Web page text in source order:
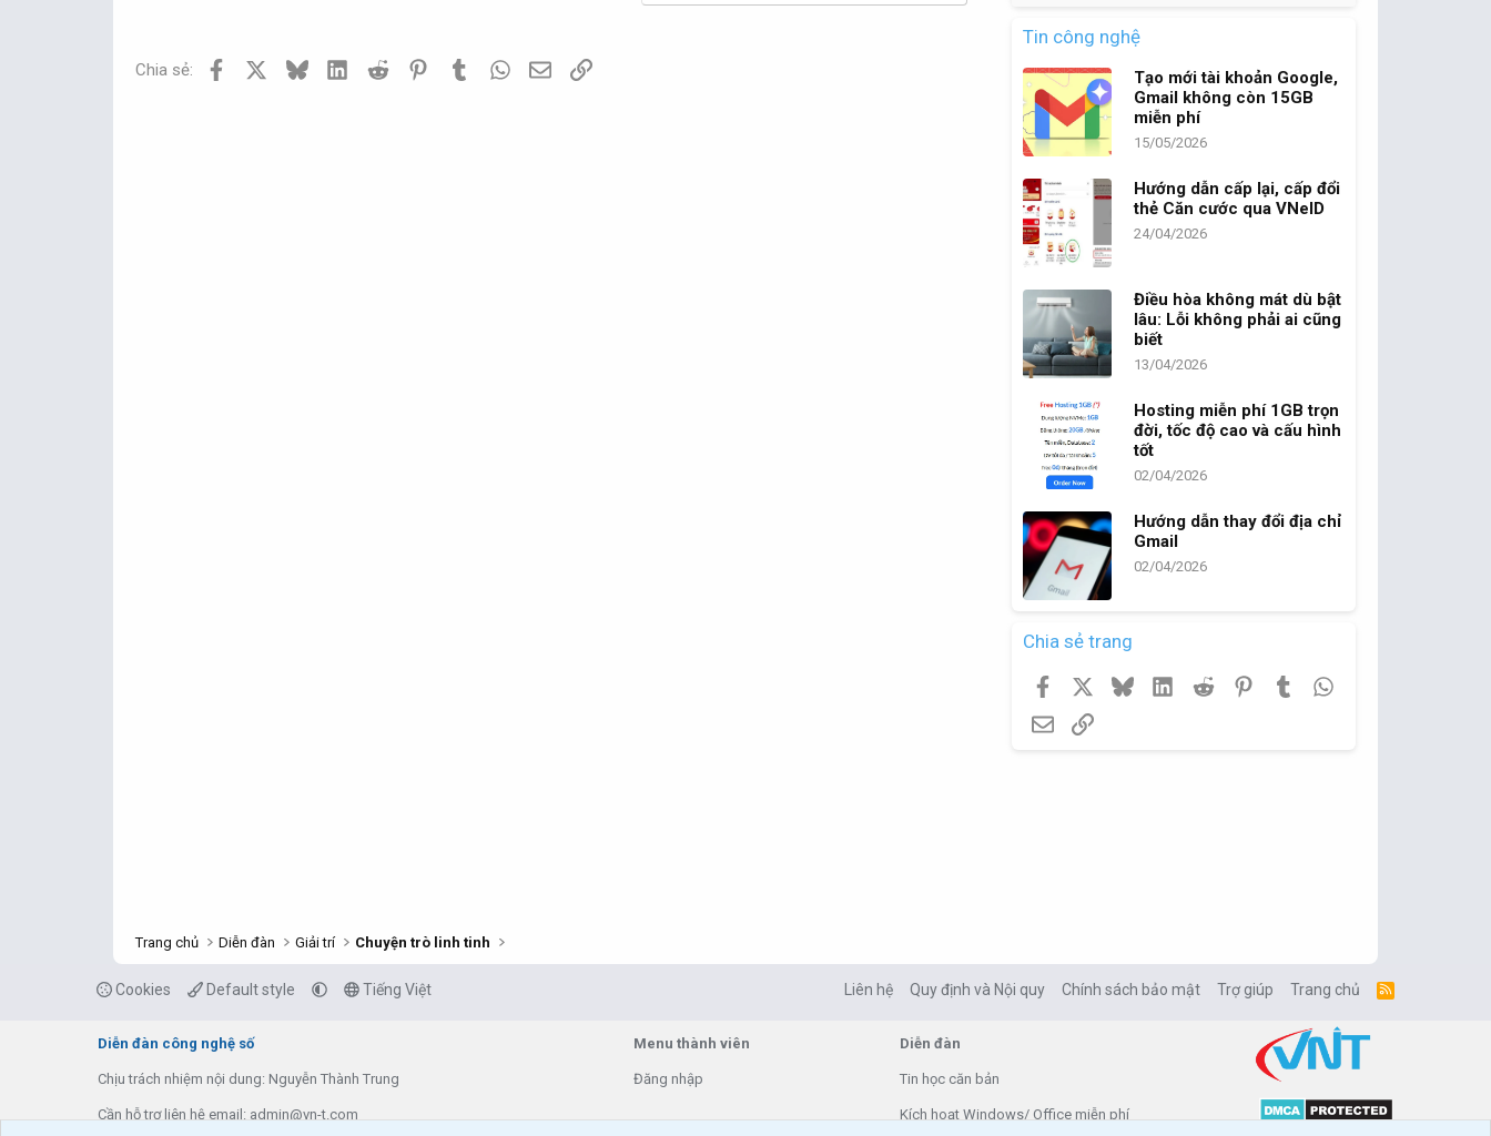
a
Chia sẻ: Facebook Bluesky LinkedInReddit PinterestTumblrWhatsApp
EmailLink
Tin công nghệ
Tạo mới tài khoản Google,
Gmail không còn 15GB
miễn phí
15/05/2026
Hướng dẫn cấp lại, cấp đổi
thẻ Căn cước qua VNeID
24/04/2026
Điều hòa không mát dù bật
lâu: Lỗi không phải ai cũng
biết
13/04/2026
Hosting miễn phí 1GB trọn
đời, tốc độ cao và cấu hình
tốt
02/04/2026
Hướng dẫn thay đổi địa chỉ
Gmail
02/04/2026
Chia sẻ trang
Facebook Bluesky LinkedInReddit PinterestTumblr
EmailLink
Trang chủ Diễn đàn Giải trí Chuyện trò linh tinh
Cookies Default style Tiếng Việt Liên hệ Quy định và Nội quy Chính sách bảo mật Trợ giúp Trang chủ
R
Diễn đàn công nghệ số
Chịu trách nhiệm nội dung: Nguyễn Thành Trung
Cần hỗ trợ liên hệ email: admin@vn-t.com
Menu thành viên
Đăng nhập
Diễn đàn
Tin học căn bản
Kích hoạt Windows/ Office miễn phí